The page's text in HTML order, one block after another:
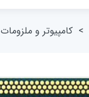
> کامپیوتر و ملزومات